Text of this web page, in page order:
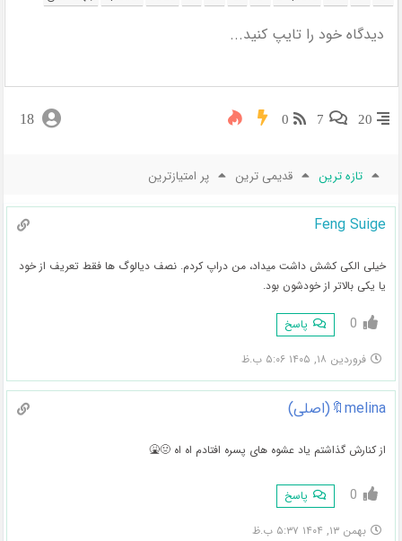
20
7
0
18
تازه ترین قدیمی ترین پر امتیازترین
Feng Suige
خیلی الکی کشش داشت میداد، من دراپ کردم. نصف دیالوگ ها فقط تعریف از خود
یا یکی بالاتر از خودشون بود.
0 پاسخ
فروردین ۱۸, ۱۴۰۵ ۵:۰۶ ب.ظ
melina🔖(اصلی)
از کنارش گذاشتم یاد عشوه های پسره افتادم اه اه 🤢🤮
0 پاسخ
بهمن ۱۳, ۱۴۰۴ ۵:۳۷ ب.ظ